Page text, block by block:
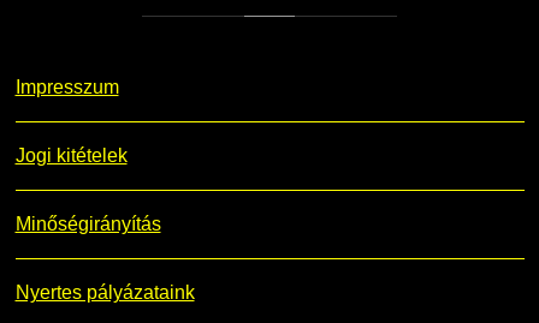
Impresszum
Jogi kitételek
Minőségirányítás
Nyertes pályázataink